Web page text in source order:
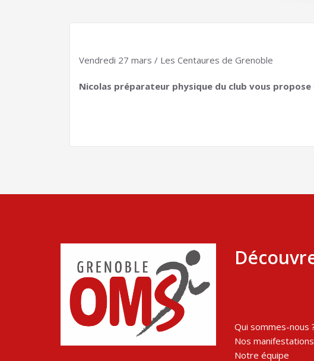
Vendredi 27 mars / Les Centaures de Grenoble
Nicolas préparateur physique du club vous
Qui sommes-nous
Nos manifestations
Notre équipe